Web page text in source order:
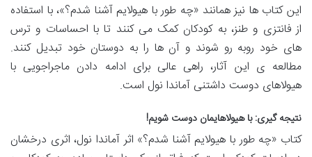
این کتاب ها نیز همانند «چه طور با هیولایم آشنا شدم؟»، با استفاده
از فانتزی و طنز، به کودکان کمک می کنند تا با احساسات و ترس
های خود روبه رو شوند و آن ها را به دوستان خود تبدیل کنند.
مطالعه ی این آثار، راهی عالی برای ادامه دادن ماجراجویی با
هیولاهای دوست داشتنی آماندا نول است.
نتیجه گیری: با هیولاهایمان دوست شویم!
کتاب «چه طور با هیولایم آشنا شدم؟» اثر آماندا نول، اثری درخشان